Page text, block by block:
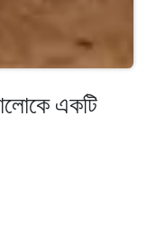
একটি